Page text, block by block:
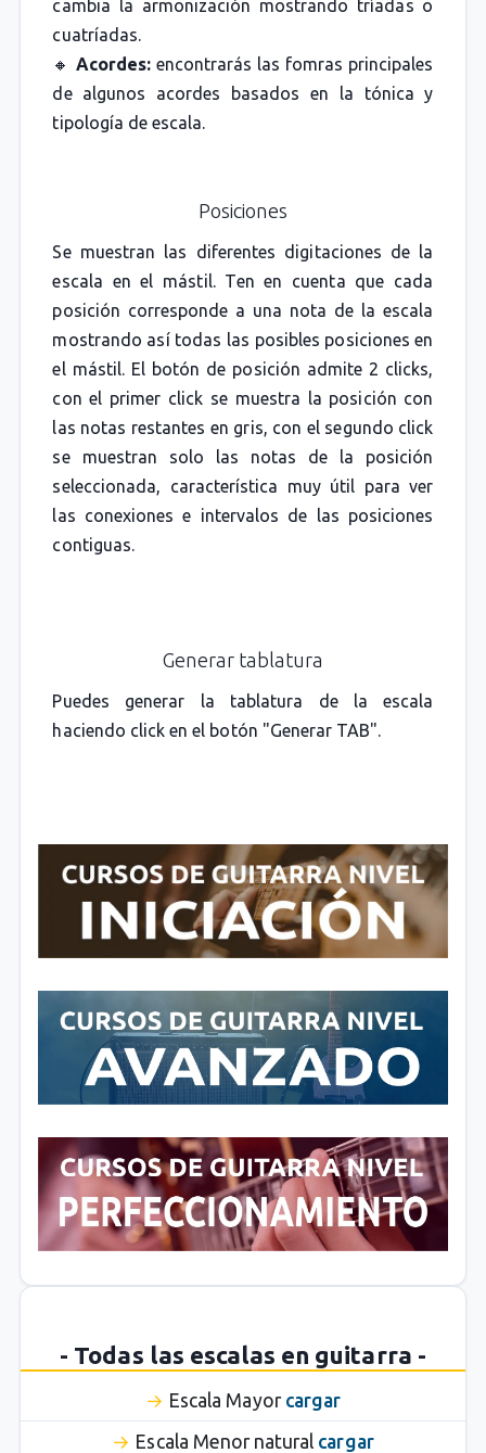
cambia la armonización mostrando tríadas o
cuatríadas.
🔸 Acordes: encontrarás las fomras principales
de algunos acordes basados en la tónica y
tipología de escala.
Posiciones
Se muestran las diferentes digitaciones de la
escala en el mástil. Ten en cuenta que cada
posición corresponde a una nota de la escala
mostrando así todas las posibles posiciones en
el mástil. El botón de posición admite 2 clicks,
con el primer click se muestra la posición con
las notas restantes en gris, con el segundo click
se muestran solo las notas de la posición
seleccionada, característica muy útil para ver
las conexiones e intervalos de las posiciones
contiguas.
Generar tablatura
Puedes generar la tablatura de la escala
haciendo click en el botón "Generar TAB".
- Todas las escalas en guitarra -
Escala Mayor cargar
Escala Menor natural cargar